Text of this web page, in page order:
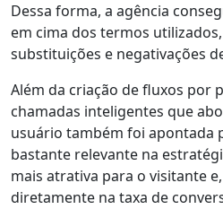
Dessa forma, a agência
em cima dos termos
substituições e negativações
Além da criação de fluxos por
chamadas inteligentes que
usuário também foi apontada
bastante relevante na
mais atrativa para o visitante
diretamente na taxa de